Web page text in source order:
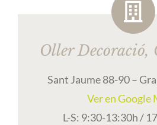
Oller Decoració,
Sant Jaume 88-90 –
Ver en Google
L-S: 9:30-13:30h /